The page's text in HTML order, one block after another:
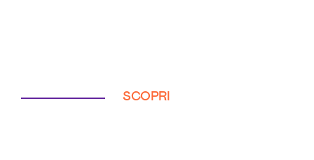
SCOPRI